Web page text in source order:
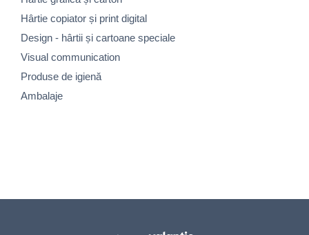
Hârtie copiator și print digital
Design - hârtii și cartoane speciale
Visual communication
Produse de igienă
Ambalaje